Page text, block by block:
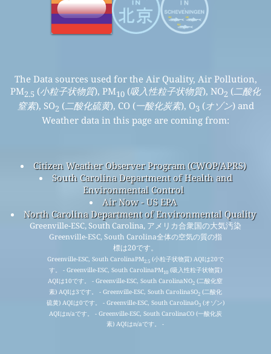
The Data sources used for the Air Quality, Air Pollution,
PM2.5 (小粒子状物質), PM10 (吸入性粒子状物質), NO2 (二酸化
窒素), SO2 (二酸化硫黄), CO (一酸化炭素), O3 (オゾン) and
Weather data in this page are coming from:
Citizen Weather Observer Program (CWOP/APRS)
South Carolina Department of Health and
Environmental Control
Air Now - US EPA
North Carolina Department of Environmental Quality
Greenville-ESC, South Carolina, アメリカ合衆国の大気汚染
Greenville-ESC, South Carolina全体の空気の質の指
標は20です。
Greenville-ESC, South CarolinaPM2.5(小粒子状物質) AQIは20で
す。 - Greenville-ESC, South CarolinaPM10(吸入性粒子状物質)
AQIは10です。 - Greenville-ESC, South CarolinaNO2 (二酸化窒
素) AQIは3です。 - Greenville-ESC, South CarolinaSO2(二酸化
硫黄) AQIは0です。 - Greenville-ESC, South CarolinaO3(オゾン)
AQIはn/aです。 - Greenville-ESC, South CarolinaCO (一酸化炭
素) AQIはn/aです。 -